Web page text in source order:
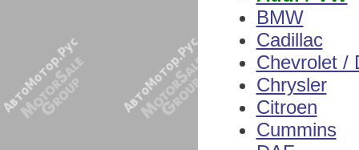
BMW
Cadillac
Chevrolet /
Chrysler
Citroen
Cummins